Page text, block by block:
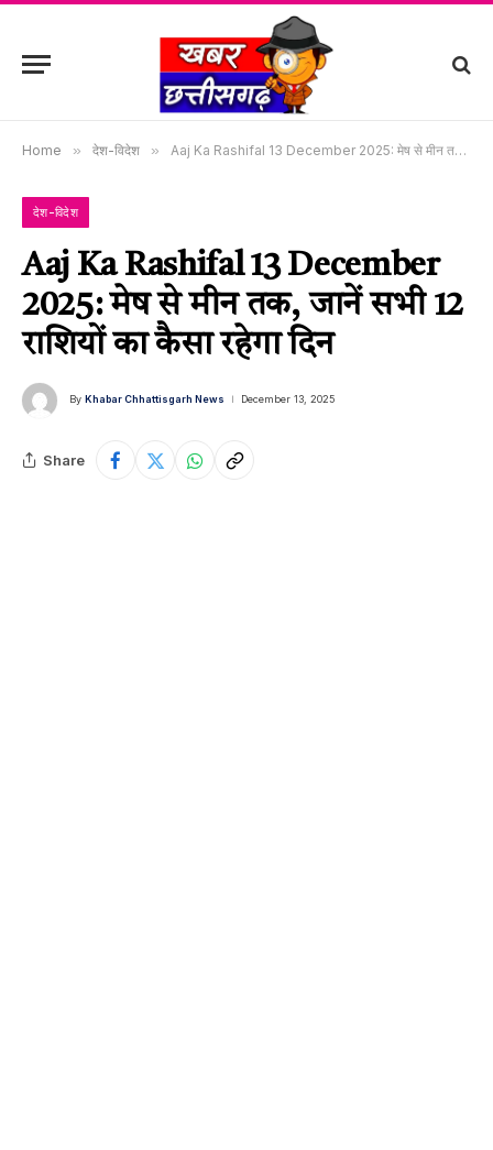
Home » देश-विदेश » Aaj Ka Rashifal 13 December 2025: मेष से मीन तक, जानें सभी 12 राशियों का कैसा रहेगा दिन
देश-विदेश
Aaj Ka Rashifal 13 December
2025: मेष से मीन तक, जानें सभी 12
राशियों का कैसा रहेगा दिन
By Khabar Chhattisgarh News December 13, 2025
Share